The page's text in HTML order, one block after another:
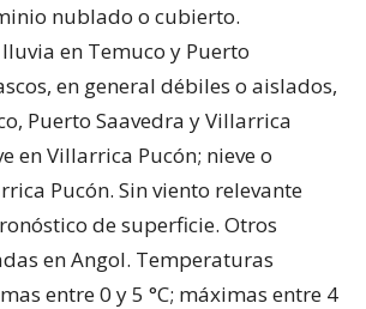
nublado o cubierto.
en Temuco y Puerto
en general débiles o aislados,
Puerto Saavedra y Villarrica
en Villarrica Pucón; nieve o
Pucón. Sin viento relevante
de superficie. Otros
en Angol. Temperaturas
entre 0 y 5 °C; máximas entre 4